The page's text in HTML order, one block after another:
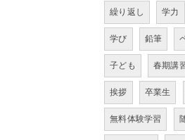
繰り返し 学力
学び 鉛筆
子ども 春期講
挨拶 卒業生
無料体験学習